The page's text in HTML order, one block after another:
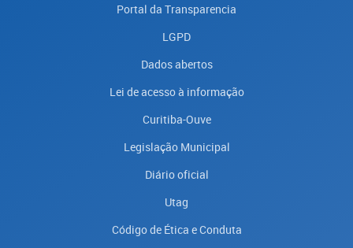
Portal da Transparencia
LGPD
Dados abertos
Lei de acesso à informação
Curitiba-Ouve
Legislação Municipal
Diário oficial
Utag
Código de Ética e Conduta